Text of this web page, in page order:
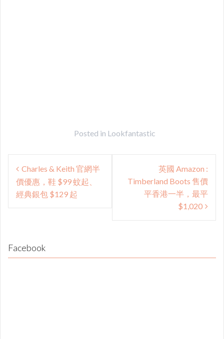
Posted in Lookfantastic
Post
navigation
Charles & Keith 官網半
價優惠，鞋 $99 蚊起、
經典銀包 $129 起
英國 Amazon :
Timberland Boots 售價
平香港一半，最平
$1,020
Facebook